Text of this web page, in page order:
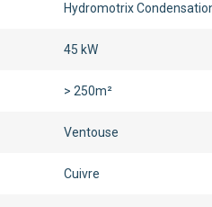
Hydromotrix
45 kW
> 250m²
Ventouse
Cuivre